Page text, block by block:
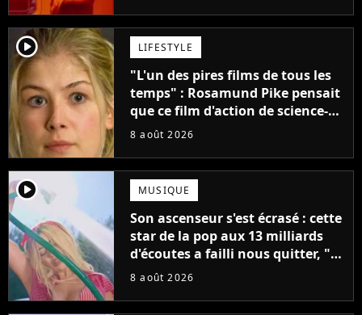
player2 LIFESTYLE
"L'un des pires films de tous les
temps" : Rosamund Pike pensait
que ce film d'action de science-
fiction avec Dwayne Johnson
8 août 2026
player2 MUSIQUE
Son ascenseur s'est écrasé : cette
star de la pop aux 13 milliards
d'écoutes a failli nous quitter, "Je
pensais ne plus jamais chanter"
8 août 2026